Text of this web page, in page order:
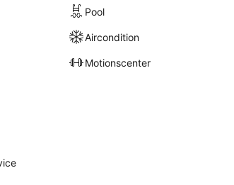
Pool
Aircondition
Motionscenter